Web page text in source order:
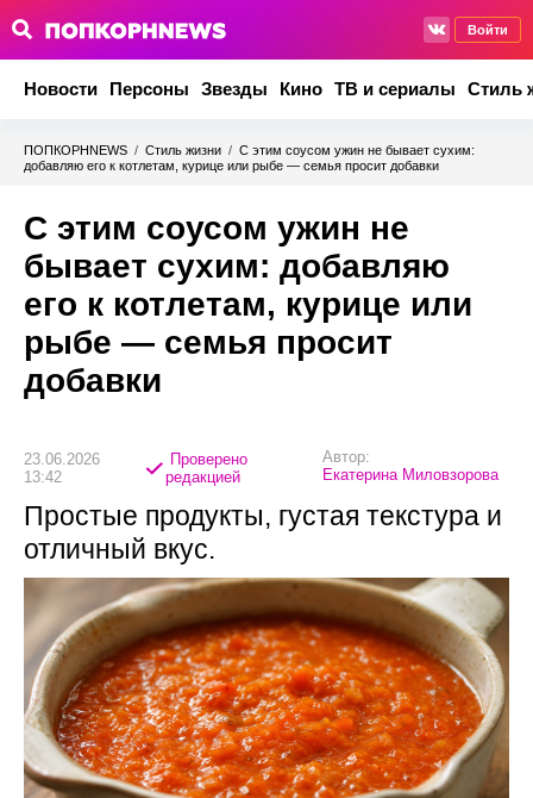
Войти
Новости Персоны Звезды Кино ТВ и сериалы Стиль
ПОПКОРНNEWS / Стиль жизни / С этим соусом ужин не бывает сухим:
добавляю его к котлетам, курице или рыбе — семья просит добавки
С этим соусом ужин не
бывает сухим: добавляю
его к котлетам, курице или
рыбе — семья просит
добавки
23.06.2026
13:42
Проверено
редакцией
Автор:
Екатерина Миловзорова
Простые продукты, густая текстура и
отличный вкус.